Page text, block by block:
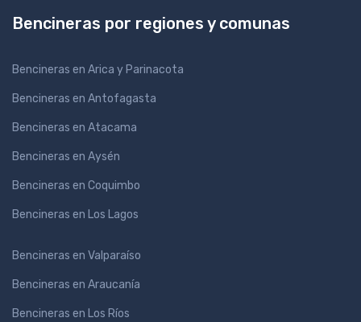
Bencineras por regiones y comunas
Bencineras en Arica y Parinacota
Bencineras en Antofagasta
Bencineras en Atacama
Bencineras en Aysén
Bencineras en Coquimbo
Bencineras en Los Lagos
Bencineras en Valparaíso
Bencineras en Araucanía
Bencineras en Los Ríos